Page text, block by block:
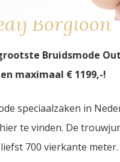
Borgloon
Bruidsmode
maximaal € 1199,-!
speciaalzaken in
te vinden. De
700 vierkante meter.